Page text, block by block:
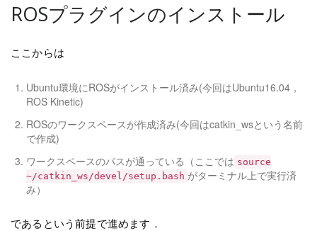
ROSプラグインのインストール
ここからは
Ubuntu環境にROSがインストール済み(今回はUbuntu16.04，
ROS Kinetic)
ROSのワークスペースが作成済み(今回はcatkin_wsという名前
で作成)
ワークスペースのパスが通っている（ここでは source
~/catkin_ws/devel/setup.bash がターミナル上で実行済
み）
であるという前提で進めます．